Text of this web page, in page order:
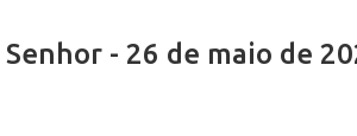
- 26 de maio de